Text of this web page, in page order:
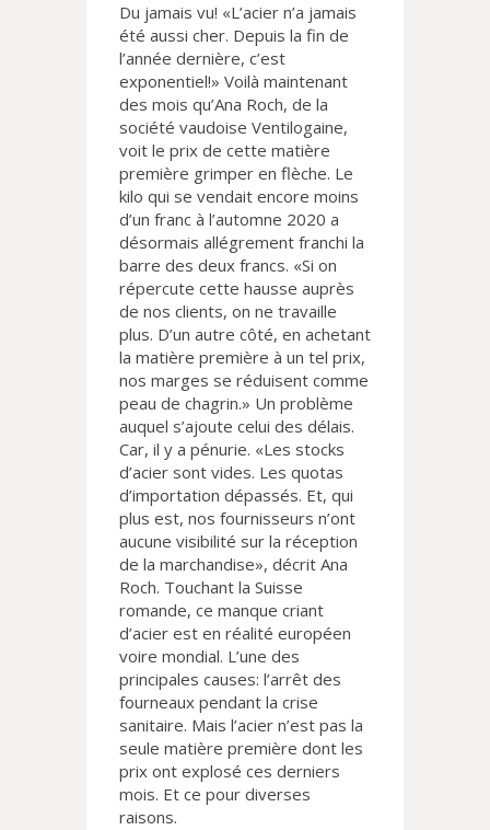
Du jamais vu! «L’acier n’a jamais
été aussi cher. Depuis la fin de
l’année dernière, c’est
exponentiel!» Voilà maintenant
des mois qu’Ana Roch, de la
société vaudoise Ventilogaine,
voit le prix de cette matière
première grimper en flèche. Le
kilo qui se vendait encore moins
d’un franc à l’automne 2020 a
désormais allégrement franchi la
barre des deux francs. «Si on
répercute cette hausse auprès
de nos clients, on ne travaille
plus. D’un autre côté, en achetant
la matière première à un tel prix,
nos marges se réduisent comme
peau de chagrin.» Un problème
auquel s’ajoute celui des délais.
Car, il y a pénurie. «Les stocks
d’acier sont vides. Les quotas
d’importation dépassés. Et, qui
plus est, nos fournisseurs n’ont
aucune visibilité sur la réception
de la marchandise», décrit Ana
Roch. Touchant la Suisse
romande, ce manque criant
d’acier est en réalité européen
voire mondial. L’une des
principales causes: l’arrêt des
fourneaux pendant la crise
sanitaire. Mais l’acier n’est pas la
seule matière première dont les
prix ont explosé ces derniers
mois. Et ce pour diverses
raisons.